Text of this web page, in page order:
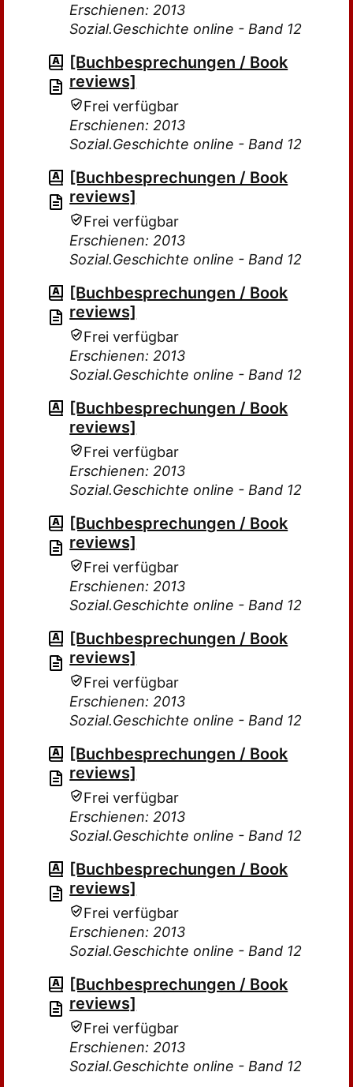
Erschienen: 2013
Sozial.Geschichte online - Band 12
[Buchbesprechungen / Book
reviews]
Frei verfügbar
Erschienen: 2013
Sozial.Geschichte online - Band 12
[Buchbesprechungen / Book
reviews]
Frei verfügbar
Erschienen: 2013
Sozial.Geschichte online - Band 12
[Buchbesprechungen / Book
reviews]
Frei verfügbar
Erschienen: 2013
Sozial.Geschichte online - Band 12
[Buchbesprechungen / Book
reviews]
Frei verfügbar
Erschienen: 2013
Sozial.Geschichte online - Band 12
[Buchbesprechungen / Book
reviews]
Frei verfügbar
Erschienen: 2013
Sozial.Geschichte online - Band 12
[Buchbesprechungen / Book
reviews]
Frei verfügbar
Erschienen: 2013
Sozial.Geschichte online - Band 12
[Buchbesprechungen / Book
reviews]
Frei verfügbar
Erschienen: 2013
Sozial.Geschichte online - Band 12
[Buchbesprechungen / Book
reviews]
Frei verfügbar
Erschienen: 2013
Sozial.Geschichte online - Band 12
[Buchbesprechungen / Book
reviews]
Frei verfügbar
Erschienen: 2013
Sozial.Geschichte online - Band 12